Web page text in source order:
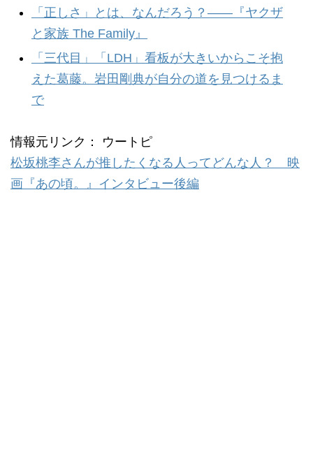
「正しさ」とは、なんだろう？——『ヤクザ
と家族 The Family』
「三代目」「LDH」看板が大きいからこそ抱
えた葛藤。岩田剛典が自分の道を見つけるま
で
情報元リンク： ウートピ
松坂桃李さんが推したくなる人ってどんな人？ 映
画『あの頃。』インタビュー後編